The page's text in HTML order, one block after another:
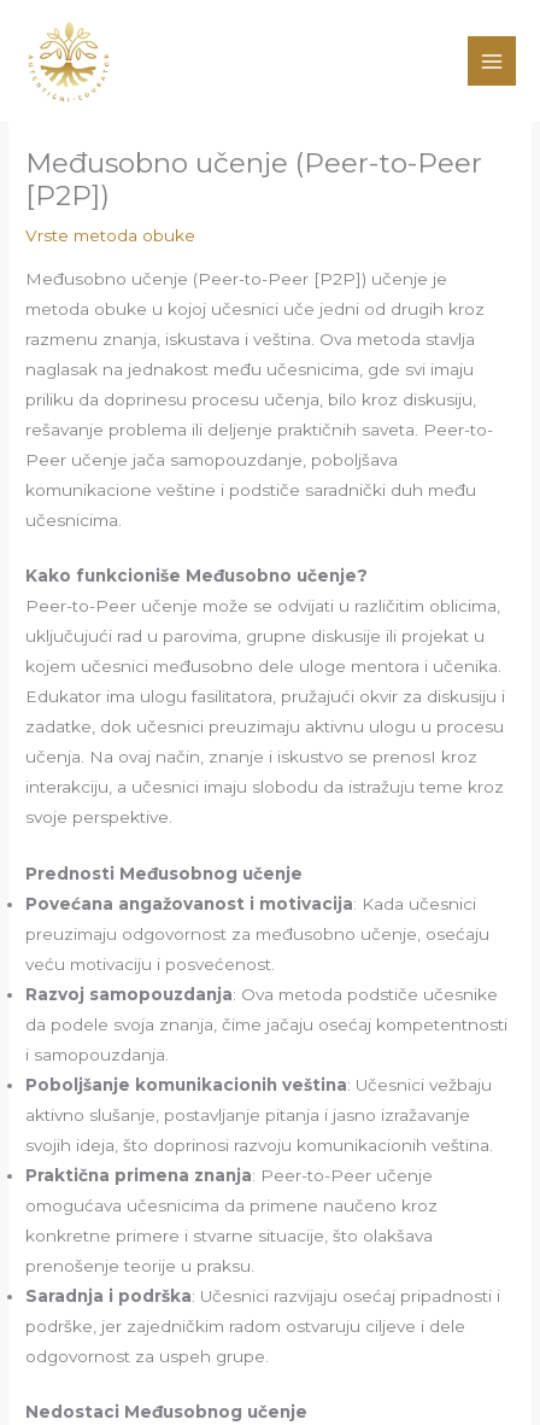
sadržaj
Međusobno učenje (Peer-to-Peer
[P2P])
Vrste metoda obuke
Međusobno učenje (Peer-to-Peer [P2P]) učenje je
metoda obuke u kojoj učesnici uče jedni od drugih kroz
razmenu znanja, iskustava i veština. Ova metoda stavlja
naglasak na jednakost među učesnicima, gde svi imaju
priliku da doprinesu procesu učenja, bilo kroz diskusiju,
rešavanje problema ili deljenje praktičnih saveta. Peer-to-
Peer učenje jača samopouzdanje, poboljšava
komunikacione veštine i podstiče saradnički duh među
učesnicima.
Kako funkcioniše Međusobno učenje?
Peer-to-Peer učenje može se odvijati u različitim oblicima,
uključujući rad u parovima, grupne diskusije ili projekat u
kojem učesnici međusobno dele uloge mentora i učenika.
Edukator ima ulogu fasilitatora, pružajući okvir za diskusiju i
zadatke, dok učesnici preuzimaju aktivnu ulogu u procesu
učenja. Na ovaj način, znanje i iskustvo se prenosI kroz
interakciju, a učesnici imaju slobodu da istražuju teme kroz
svoje perspektive.
Prednosti Međusobnog učenje
Povećana angažovanost i motivacija: Kada učesnici
preuzimaju odgovornost za međusobno učenje, osećaju
veću motivaciju i posvećenost.
Razvoj samopouzdanja: Ova metoda podstiče učesnike
da podele svoja znanja, čime jačaju osećaj kompetentnosti
i samopouzdanja.
Poboljšanje komunikacionih veština: Učesnici vežbaju
aktivno slušanje, postavljanje pitanja i jasno izražavanje
svojih ideja, što doprinosi razvoju komunikacionih veština.
Praktična primena znanja: Peer-to-Peer učenje
omogućava učesnicima da primene naučeno kroz
konkretne primere i stvarne situacije, što olakšava
prenošenje teorije u praksu.
Saradnja i podrška: Učesnici razvijaju osećaj pripadnosti i
podrške, jer zajedničkim radom ostvaruju ciljeve i dele
odgovornost za uspeh grupe.
Nedostaci Međusobnog učenje